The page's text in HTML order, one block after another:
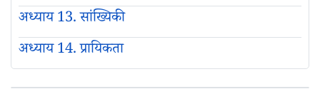
अध्याय 13. सांख्यिकी
अध्याय 14. प्रायिकता